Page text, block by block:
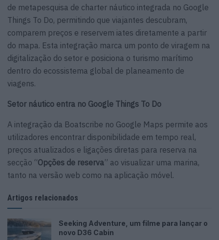
de metapesquisa de charter náutico integrada no Google
Things To Do, permitindo que viajantes descubram,
comparem preços e reservem iates diretamente a partir
do mapa. Esta integração marca um ponto de viragem na
digitalização do setor e posiciona o turismo marítimo
dentro do ecossistema global de planeamento de
viagens.
Setor náutico entra no Google Things To Do
A integração da Boatscribe no Google Maps permite aos
utilizadores encontrar disponibilidade em tempo real,
preços atualizados e ligações diretas para reserva na
secção “Opções de reserva” ao visualizar uma marina,
tanto na versão web como na aplicação móvel.
Artigos relacionados
Seeking Adventure, um filme para lançar o
novo D36 Cabin